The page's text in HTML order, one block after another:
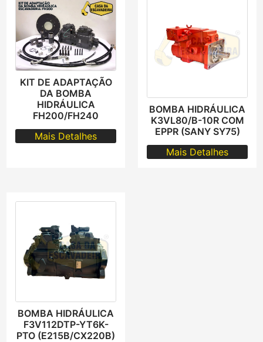
KIT DE ADAPTAÇÃO
DA BOMBA
HIDRÁULICA
FH200/FH240
Mais Detalhes
BOMBA HIDRÁULICA
K3VL80/B-10R COM
EPPR (SANY SY75)
Mais Detalhes
BOMBA HIDRÁULICA
F3V112DTP-YT6K-
PTO (E215B/CX220B)